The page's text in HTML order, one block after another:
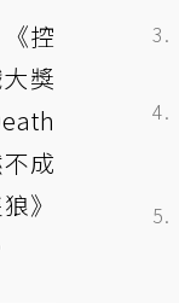
控
獎
成
》